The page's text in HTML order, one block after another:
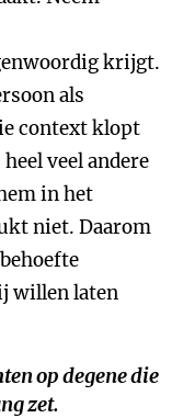
krijgt.
als
context klopt
veel andere
in het
niet. Daarom
willen laten
op degene die
zet.